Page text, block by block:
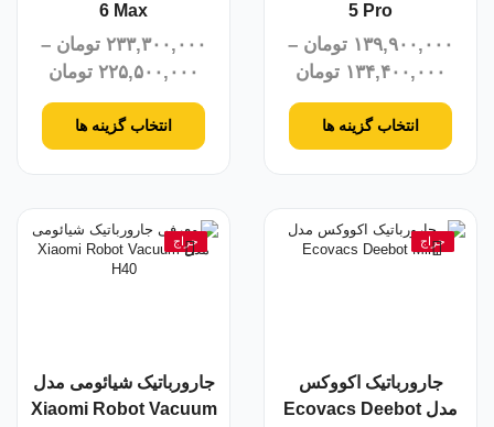
5 Pro
۱۳۹,۹۰۰,۰۰۰ تومان –
۱۳۴,۴۰۰,۰۰۰ تومان
انتخاب گزینه ها
6 Max
۲۳۳,۳۰۰,۰۰۰ تومان –
۲۲۵,۵۰۰,۰۰۰ تومان
انتخاب گزینه ها
حراج
جارورباتیک اکووکس
مدل Ecovacs Deebot
حراج
جارورباتیک شیائومی مدل
Xiaomi Robot Vacuum